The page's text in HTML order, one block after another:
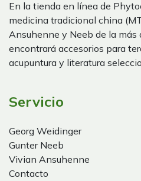
En la tienda en línea de
medicina tradicional china
Ansuhenne y Neeb de la más
encontrará accesorios para
acupuntura y literatura
Servicio
Georg Weidinger
Gunter Neeb
Vivian Ansuhenne
Contacto